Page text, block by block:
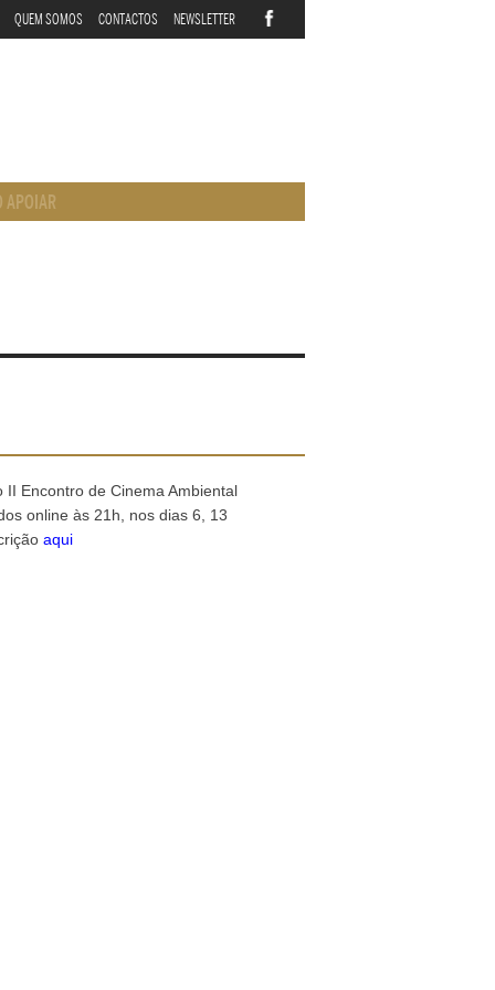
QUEM SOMOS CONTACTOS NEWSLETTER
APOIAR
Encontro de Cinema Ambiental
online às 21h, nos dias 6, 13
aqui